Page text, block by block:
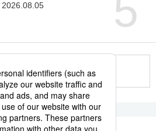
5
2026.08.05
更多